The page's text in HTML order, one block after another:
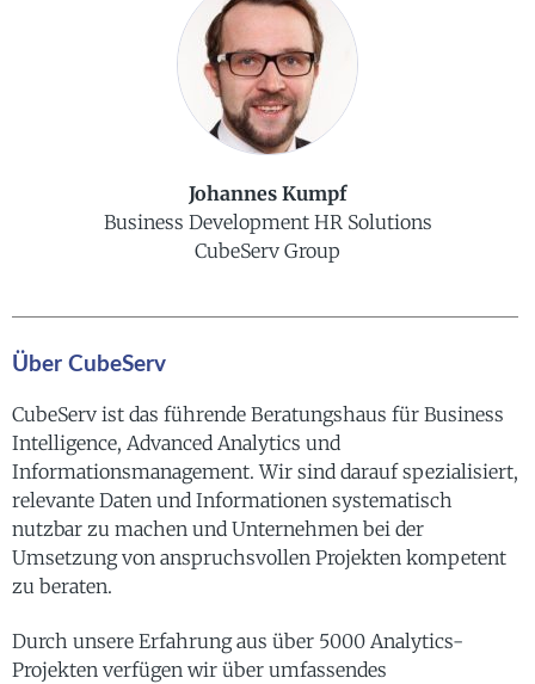
Johannes Kumpf
Business Development HR Solutions
CubeServ Group
Über CubeServ
CubeServ ist das führende Beratungshaus für Business
Intelligence, Advanced Analytics und
Informationsmanagement. Wir sind darauf spezialisiert,
relevante Daten und Informationen systematisch
nutzbar zu machen und Unternehmen bei der
Umsetzung von anspruchsvollen Projekten kompetent
zu beraten.
Durch unsere Erfahrung aus über 5000 Analytics-
Projekten verfügen wir über umfassendes